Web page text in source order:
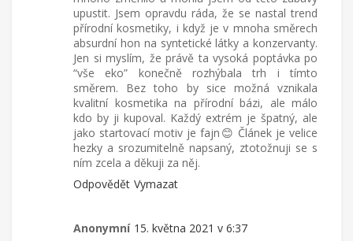
upustit. Jsem opravdu ráda, že se nastal trend
přírodní kosmetiky, i když je v mnoha směrech
absurdní hon na syntetické látky a konzervanty.
Jen si myslím, že právě ta vysoká poptávka po
“vše eko” konečně rozhýbala trh i tímto
směrem. Bez toho by sice možná vznikala
kvalitní kosmetika na přírodní bázi, ale málo
kdo by ji kupoval. Každý extrém je špatný, ale
jako startovací motiv je fajn😊 Článek je velice
hezky a srozumitelně napsaný, ztotožnuji se s
ním zcela a děkuji za něj.
Odpovědět Vymazat
Anonymní 15. května 2021 v 6:37